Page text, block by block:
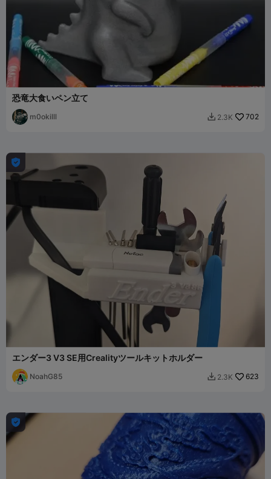
恐竜大食いペン立て
m0okilll  2.3K 702

エンダー3 V3 SE用Crealityツールキットホルダー
NoahG85  2.3K 623
